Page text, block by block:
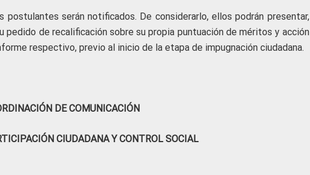
postulantes serán notificados. De considerarlo, ellos podrán presentar,
de recalificación sobre su propia puntuación de méritos y acción
respectivo, previo al inicio de la etapa de impugnación ciudadana.
DE COMUNICACIÓN
CIUDADANA Y CONTROL SOCIAL